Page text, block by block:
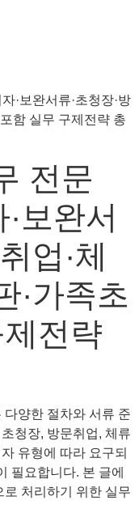
전문
보완서
업·체
·가족초
전략
양한 절차와 서류 준
청장, 방문취업, 체류
유형에 따라 요구되
필요합니다. 본 글에
처리하기 위한 실무